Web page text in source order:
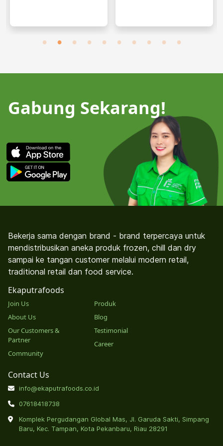
Gabung Sekarang!
Bekerja sama dengan brand - brand terpercaya untuk
mendistribusikan aneka produk frozen, chill dan dry
sampai ke tangan customer melalui modern retail,
traditional retail dan food service.
Ekaputrafoods
Join Us
About Us
Our Customers &
Partner
Community
Produk
Blog
Testimonial
Career
Contact Us
info@ekaputrafoods.co.id
07618418738
Komplek Pergudangan Global Mas, Jl. Garuda Sakti, Simpang
Baru, Kec. Tampan, Kota Pekanbaru, Riau 28291